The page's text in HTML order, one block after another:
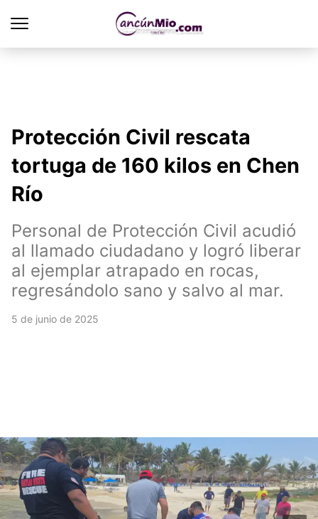
Protección Civil rescata
tortuga de 160 kilos en Chen
Río
Personal de Protección Civil acudió
al llamado ciudadano y logró liberar
al ejemplar atrapado en rocas,
regresándolo sano y salvo al mar.
5 de junio de 2025